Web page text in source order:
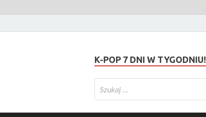
K-POP 7 DNI W TYGODNIU!